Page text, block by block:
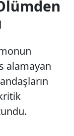
alamayan